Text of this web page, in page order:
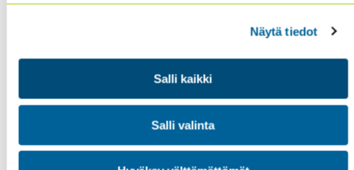
Näytä tiedot
Salli kaikki
Salli valinta
ilmestyneet lehdet vuodesta 2004 alkaen
(englanniksi ja espanjaksi)
myös online-artikkeleita, blogeja, jne
• Uutiskirjeen tärpit: voit myös lisäksi